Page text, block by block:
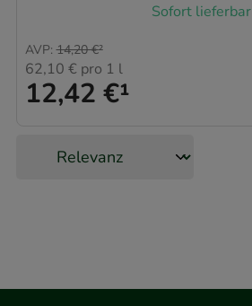
Sofort lieferbar
12,42 €¹
AVP: 14,20 €²
62,10 € pro 1 l